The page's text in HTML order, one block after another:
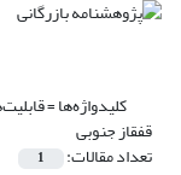
کلیدواژه‌ها =
قفقاز جنوبی
تعداد مقالات: 1